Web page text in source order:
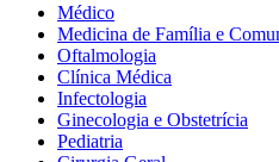
Médico
Medicina de Família e
Oftalmologia
Clínica Médica
Infectologia
Ginecologia e Obstetrícia
Pediatria